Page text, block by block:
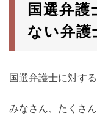
国選弁護
ない弁護
国選弁護士に対す
みなさん、たくさ